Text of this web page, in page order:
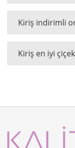
Kiriş indirimli
Kiriş en iyi